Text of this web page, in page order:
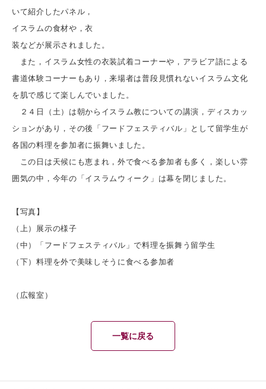
いて紹介したパネル，
イスラムの食材や，衣
装などが展示されました。
また，イスラム女性の衣装試着コーナーや，アラビア語による
書道体験コーナーもあり，来場者は普段見慣れないイスラム文化
を肌で感じて楽しんでいました。
２４日（土）は朝からイスラム教についての講演，ディスカッ
ションがあり，その後「フードフェスティバル」として留学生が
各国の料理を参加者に振舞いました。
この日は天候にも恵まれ，外で食べる参加者も多く，楽しい雰
囲気の中，今年の「イスラムウィーク」は幕を閉じました。
【写真】
（上）展示の様子
（中）「フードフェスティバル」で料理を振舞う留学生
（下）料理を外で美味しそうに食べる参加者
（広報室）
一覧に戻る